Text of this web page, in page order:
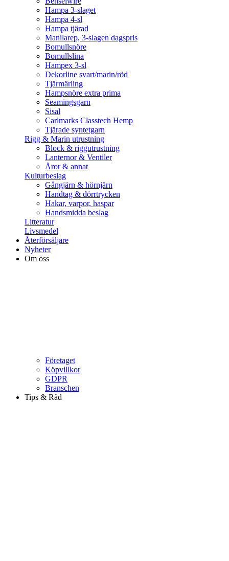
Hampa 3-slaget
Hampa 4-sl
Hampa tjärad
Manilarep, 3-slagen dagspris
Bomullsnöre
Bomullslina
Hampex 3-sl
Dekorline svart/marin/röd
Tjärmärling
Hampsnöre extra prima
Seamingsgarn
Sisal
Carlmarks Classtech Hemp
Tjärade syntetgarn
Rigg & Marin utrustning
Block & riggutrustning
Lanternor & Ventiler
Åror & annat
Kulturbeslag
Gångjärn & hörnjärn
Handtag & dörrtrycken
Hakar, varpor, haspar
Handsmidda beslag
Litteratur
Livsmedel
Återförsäljare
Nyheter
Om oss
Företaget
Köpvillkor
GDPR
Branschen
Tips & Råd